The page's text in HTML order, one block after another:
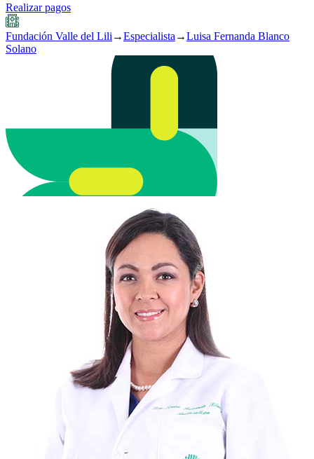
Realizar pagos
Fundación Valle del Lili →Especialista →Luisa Fernanda Blanco
Solano